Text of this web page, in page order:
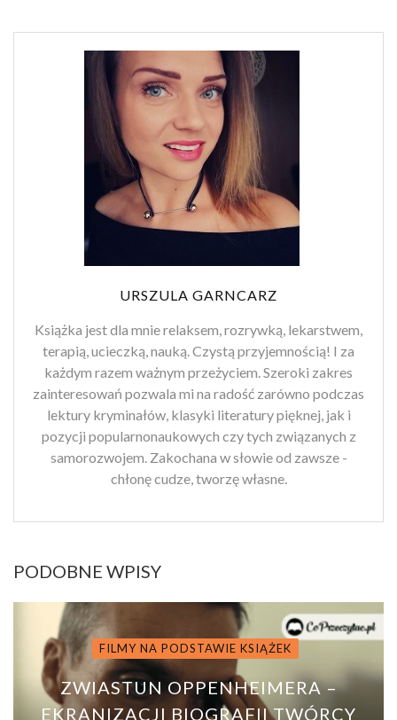
URSZULA GARNCARZ
Książka jest dla mnie relaksem, rozrywką, lekarstwem,
terapią, ucieczką, nauką. Czystą przyjemnością! I za
każdym razem ważnym przeżyciem. Szeroki zakres
zainteresowań pozwala mi na radość zarówno podczas
lektury kryminałów, klasyki literatury pięknej, jak i
pozycji popularnonaukowych czy tych związanych z
samorozwojem. Zakochana w słowie od zawsze -
chłonę cudze, tworzę własne.
PODOBNE WPISY
FILMY NA PODSTAWIE KSIĄŻEK
ZWIASTUN OPPENHEIMERA –
EKRANIZACJI BIOGRAFII TWÓRCY